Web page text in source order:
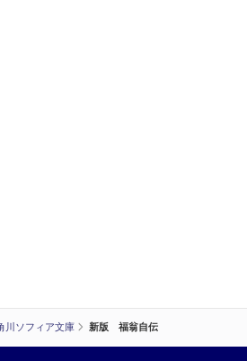
川ソフィア文庫 新版 福翁自伝